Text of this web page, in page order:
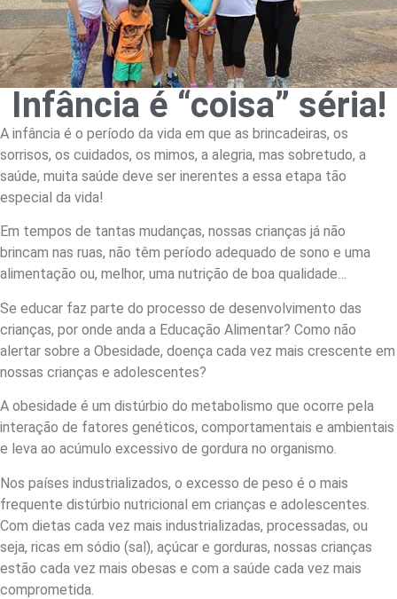
Infância é “coisa” séria!
A infância é o período da vida em que as brincadeiras, os
sorrisos, os cuidados, os mimos, a alegria, mas sobretudo, a
saúde, muita saúde deve ser inerentes a essa etapa tão
especial da vida!
Em tempos de tantas mudanças, nossas crianças já não
brincam nas ruas, não têm período adequado de sono e uma
alimentação ou, melhor, uma nutrição de boa qualidade…
Se educar faz parte do processo de desenvolvimento das
crianças, por onde anda a Educação Alimentar? Como não
alertar sobre a Obesidade, doença cada vez mais crescente em
nossas crianças e adolescentes?
A obesidade é um distúrbio do metabolismo que ocorre pela
interação de fatores genéticos, comportamentais e ambientais
e leva ao acúmulo excessivo de gordura no organismo.
Nos países industrializados, o excesso de peso é o mais
frequente distúrbio nutricional em crianças e adolescentes.
Com dietas cada vez mais industrializadas, processadas, ou
seja, ricas em sódio (sal), açúcar e gorduras, nossas crianças
estão cada vez mais obesas e com a saúde cada vez mais
comprometida.